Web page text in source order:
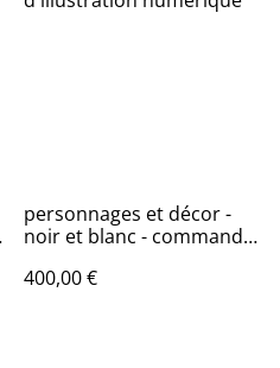
personnages et décor -
noir et blanc - commande
400,00 €